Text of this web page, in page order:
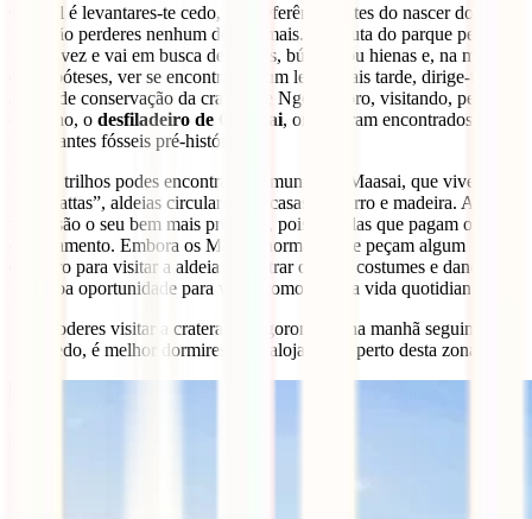
O ideal é levantares-te cedo, de preferência antes do nascer do sol,
para não perderes nenhum dos animais. Desfruta do parque pela
última vez e vai em busca de zebras, búfalos ou hienas e, na melhor
das hipóteses, ver se encontras algum leão. Mais tarde, dirige-te para
a área de conservação da cratera de Ngorongoro, visitando, pelo
caminho, o desfiladeiro de Olduvai, onde foram encontrados
importantes fósseis pré-históricos.
Nestes trilhos podes encontrar a comunidade Maasai, que vive em
“manyattas”, aldeias circulares em casas de barro e madeira. As
vacas são o seu bem mais precioso, pois são elas que pagam o dote
de casamento. Embora os Maasai normalmente peçam algum
dinheiro para visitar a aldeia e mostrar os seus costumes e danças, é
uma boa oportunidade para veres como é a sua vida quotidiana.
Para poderes visitar a cratera de Ngorongoro na manhã seguinte
bem cedo, é melhor dormires num alojamento perto desta zona.